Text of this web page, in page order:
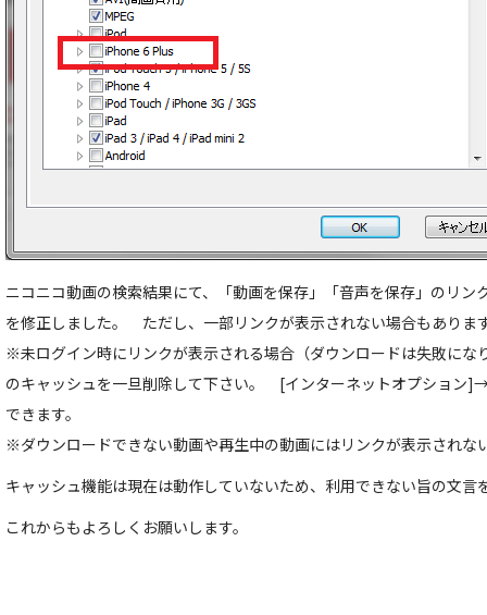
ニコニコ動画の検索結果にて、「動画を保存」「音声を保存」のリン
を修正しました。 ただし、一部リンクが表示されない場合もありま
※未ログイン時にリンクが表示される場合（ダウンロードは失敗に
のキャッシュを一旦削除して下さい。 [インターネットオプション
できます。
※ダウンロードできない動画や再生中の動画にはリンクが表示されな
キャッシュ機能は現在は動作していないため、利用できない旨の文言
これからもよろしくお願いします。